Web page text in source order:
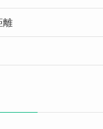
離